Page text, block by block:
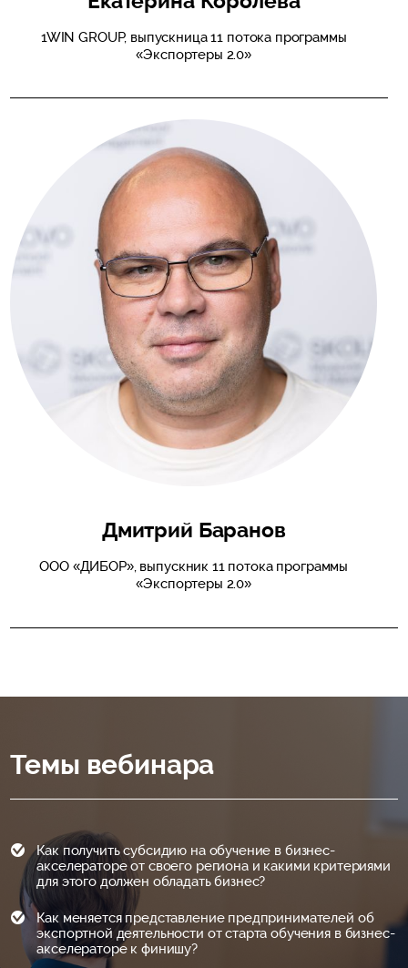
1WIN GROUP, выпускница 11 потока программы
«Экспортеры 2.0»
Дмитрий Баранов
ООО «ДИБОР», выпускник 11 потока программы
«Экспортеры 2.0»
Темы вебинара
Как получить субсидию на обучение в бизнес-
акселераторе от своего региона и какими критериями
для этого должен обладать бизнес?
Как меняется представление предпринимателей об
экспортной деятельности от старта обучения в бизнес-
акселераторе к финишу?